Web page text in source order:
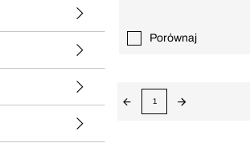
Porównaj
1